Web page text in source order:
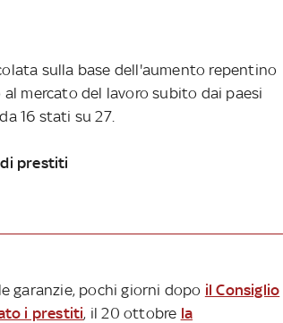
sulla base dell'aumento repentino
mercato del lavoro subito dai paesi
16 stati su 27.
di prestiti
garanzie, pochi giorni dopo il Consiglio
i prestiti, il 20 ottobre la